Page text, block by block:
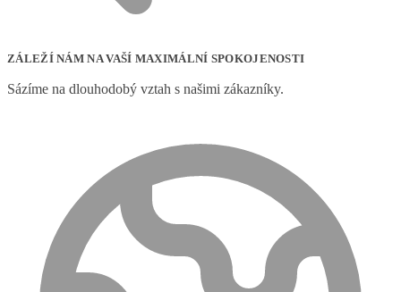
ZÁLEŽÍ NÁM NA VAŠÍ MAXIMÁLNÍ SPOKOJENOSTI
Sázíme na dlouhodobý vztah s našimi zákazníky.